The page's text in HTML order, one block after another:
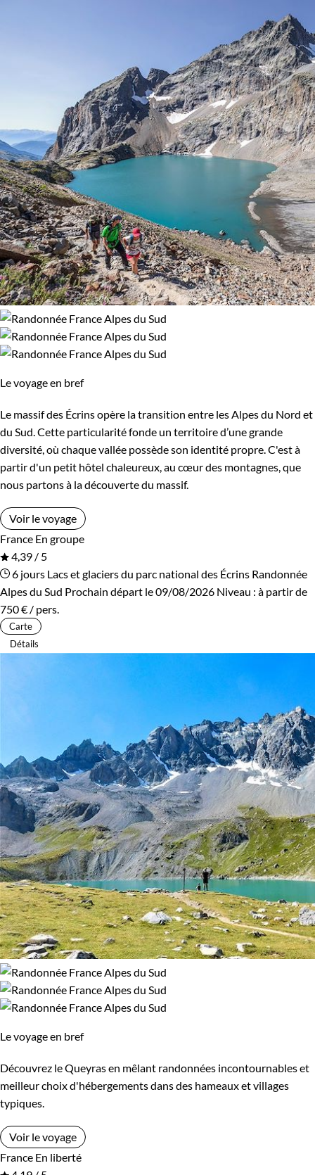
Le voyage en bref
Le massif des Écrins opère la transition entre les Alpes du Nord et
du Sud. Cette particularité fonde un territoire d’une grande
diversité, où chaque vallée possède son identité propre. C'est à
partir d'un petit hôtel chaleureux, au cœur des montagnes, que
nous partons à la découverte du massif.
Voir le voyage
France En groupe
4,39 / 5
6 jours Lacs et glaciers du parc national des Écrins Randonnée
Alpes du Sud Prochain départ le 09/08/2026 Niveau : à partir de
750 € / pers.
Carte
Détails
Le voyage en bref
Découvrez le Queyras en mêlant randonnées incontournables et
meilleur choix d'hébergements dans des hameaux et villages
typiques.
Voir le voyage
France En liberté